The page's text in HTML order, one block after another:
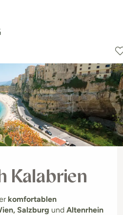
Reisearten Aktionen
Kalabrien
komfortablen
Salzburg und Altenrhein